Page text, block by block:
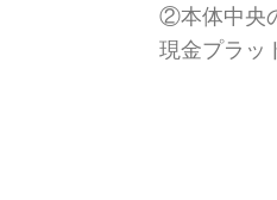
②本体中央
現金プラッ